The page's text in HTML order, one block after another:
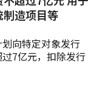
制造项目等
向特定对象发行
7亿元，扣除发行
器件光学系统